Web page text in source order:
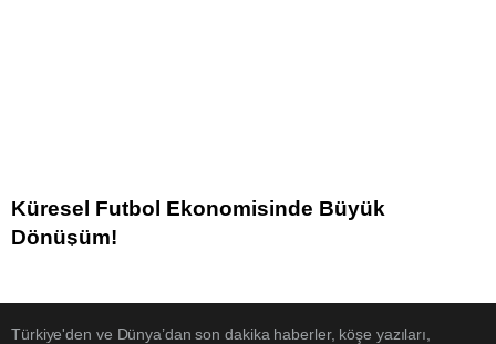
Küresel Futbol Ekonomisinde Büyük
Dönüşüm!
Türkiye'den ve Dünya’dan son dakika haberler, köşe yazıları,